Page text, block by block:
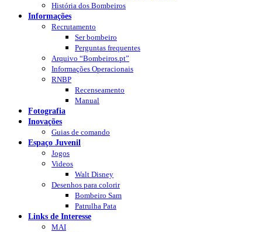
História dos Bombeiros
Informações
Recrutamento
Ser bombeiro
Perguntas frequentes
Arquivo “Bombeiros.pt”
Informações Operacionais
RNBP
Recenseamento
Manual
Fotografia
Inovações
Guias de comando
Espaço Juvenil
Jogos
Videos
Walt Disney
Desenhos para colorir
Bombeiro Sam
Patrulha Pata
Links de Interesse
MAI